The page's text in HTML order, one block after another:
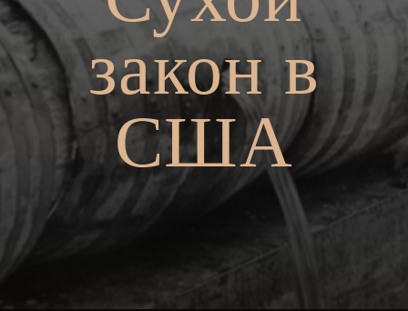
закон в
США